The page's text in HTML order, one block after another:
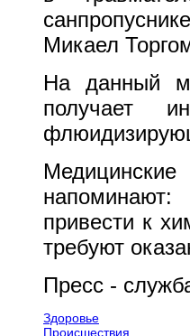
Микаел
На данный
получает
привести к
требуют
Пресс -
Здоровье
Происшествия